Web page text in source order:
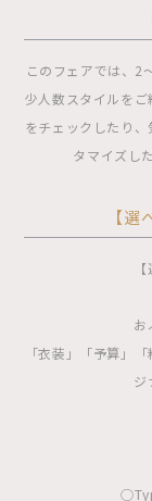
このフェアでは、2
少人数スタイルを
をチェックしたり
タマイズし
【
お
「衣装」「予算」
ジ